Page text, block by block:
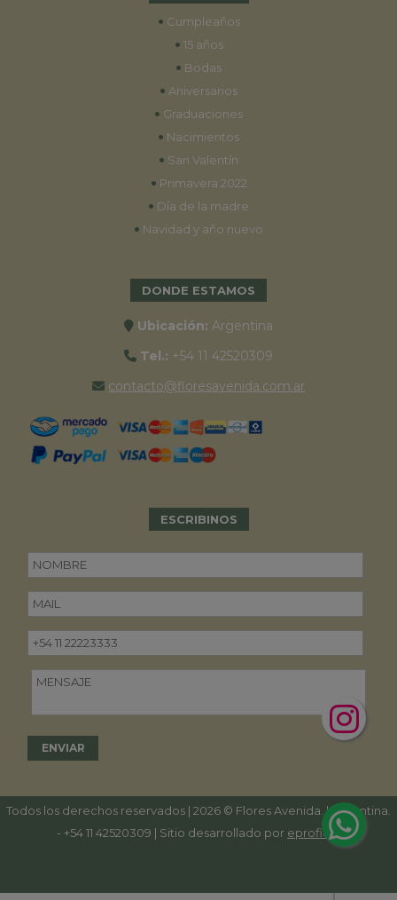
• Cumpleaños
• 15 años
• Bodas
• Aniversarios
• Graduaciones
• Nacimientos
• San Valentín
• Primavera 2022
• Día de la madre
• Navidad y año nuevo
DONDE ESTAMOS
Ubicación: Argentina
Tel.: +54 11 42520309
contacto@floresavenida.com.ar
ESCRIBINOS
Todos los derechos reservados | 2026 © Flores Avenida. | Argentina.
- +54 11 42520309 | Sitio desarrollado por eproficio